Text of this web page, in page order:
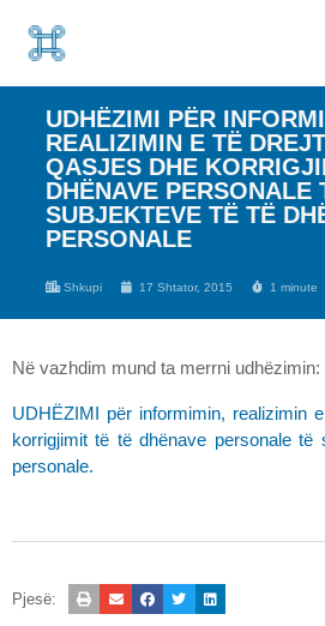
UDHËZIMI PËR
REALIZIMIN E TË
QASJES DHE
DHËNAVE PERSONALE
SUBJEKTEVE TË TË
PERSONALE
Shkupi 17 Shtator, 2015 1 minute
Në vazhdim mund ta merrni udhëzimin:
UDHËZIMI për informimin, realizimin
korrigjimit të të dhënave personale të
personale.
Pjesë: